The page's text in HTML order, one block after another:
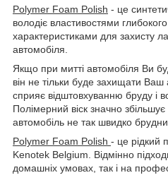
Polymer Foam Polish - це
володіє властивостями
характеристиками для захисту
автомобіля.
Якщо при митті автомобіля Ви
він не тільки буде захищати Ваш
сприяє відштовхуванню бруду і
Полімерний віск значно
автомобіль не так швидко
Polymer Foam Polish - це рідкий
Kenotek Belgium. Відмінно
домашніх умовах, так і на